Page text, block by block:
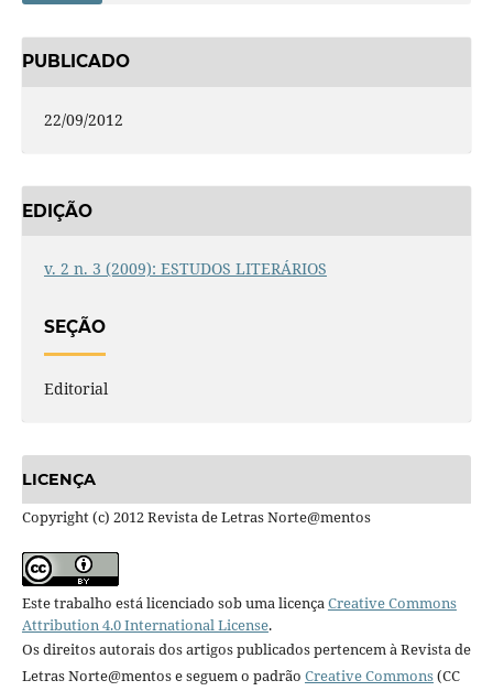
PUBLICADO
22/09/2012
EDIÇÃO
v. 2 n. 3 (2009): ESTUDOS LITERÁRIOS
SEÇÃO
Editorial
LICENÇA
Copyright (c) 2012 Revista de Letras Norte@mentos
Este trabalho está licenciado sob uma licençaCreative Commons
Attribution 4.0 International License.
Os direitos autorais dos artigos publicados pertencem à Revista de
Letras Norte@mentos e seguem o padrão Creative Commons(CC